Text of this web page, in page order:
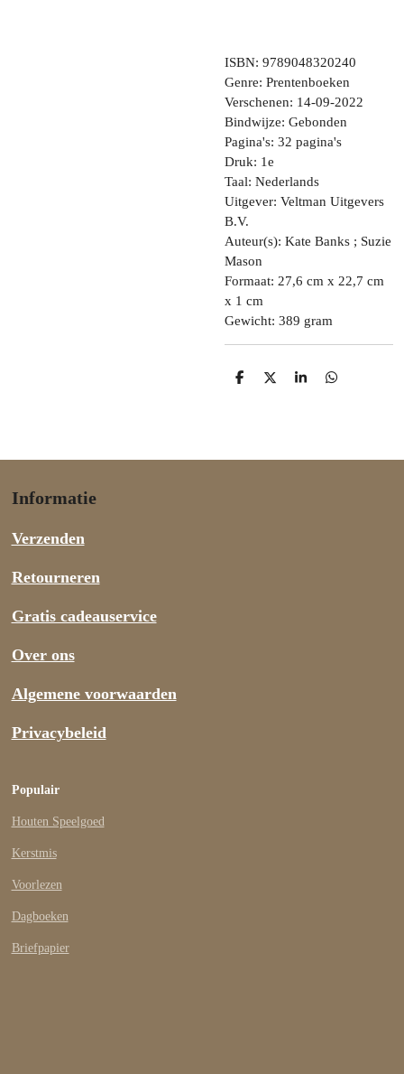
ISBN: 9789048320240
Genre: Prentenboeken
Verschenen: 14-09-2022
Bindwijze: Gebonden
Pagina's: 32 pagina's
Druk: 1e
Taal: Nederlands
Uitgever: Veltman Uitgevers
B.V.
Auteur(s): Kate Banks ; Suzie
Mason
Formaat: 27,6 cm x 22,7 cm
x 1 cm
Gewicht: 389 gram
D
D
S
D
Informatie
Verzenden
Retourneren
Gratis cadeauservice
Over ons
Algemene voorwaarden
Privacybeleid
Populair
Houten Speelgoed
Kerstmis
Voorlezen
Dagboeken
Briefpapier